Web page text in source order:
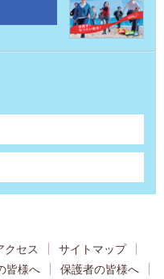
クセス
サイトマップ
皆様へ
保護者の皆様へ